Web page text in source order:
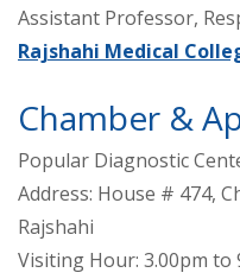
Assistant Professor,
Rajshahi Medical
Chamber &
Popular Diagnostic
Address: House # 474,
Rajshahi
Visiting Hour: 3.00pm to